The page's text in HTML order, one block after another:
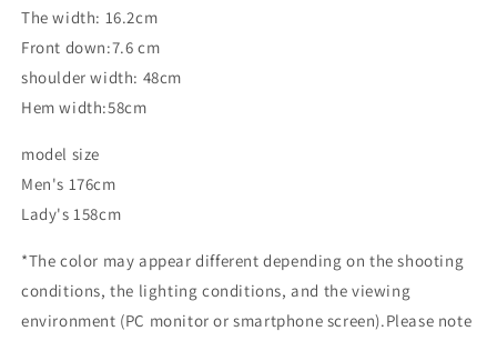
The width: 16.2cm
Front down:7.6 cm
shoulder width: 48cm
Hem width:58cm
model size
Men's 176cm
Lady's 158cm
*The color may appear different depending on the shooting
conditions, the lighting conditions, and the viewing
environment (PC monitor or smartphone screen).Please note